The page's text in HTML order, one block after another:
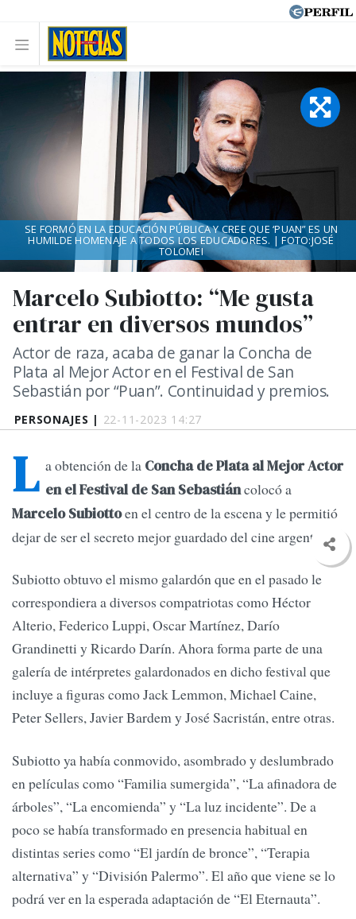
PERSONAJES | 22-11-2023 14:27
Marcelo Subiotto: “Me gusta
entrar en diversos mundos”
Actor de raza, acaba de ganar la Concha de
Plata al Mejor Actor en el Festival de San
Sebastián por “Puan”. Continuidad y premios.
SE FORMÓ EN LA EDUCACIÓN PÚBLICA Y CREE QUE ‘PUAN” ES UN
HUMILDE HOMENAJE A TODOS LOS EDUCADORES. | FOTO:JOSÉ
TOLOMEI
L a obtención de la Concha de Plata al Mejor Actor
en el Festival de San Sebastiáncolocó a
Marcelo Subiottoen el centro de la escena y le permitió
dejar de ser el secreto mejor guardado del cine argentino.
Subiotto obtuvo el mismo galardón que en el pasado le
correspondiera a diversos compatriotas como Héctor
Alterio, Federico Luppi, Oscar Martínez, Darío
Grandinetti y Ricardo Darín. Ahora forma parte de una
galería de intérpretes galardonados en dicho festival que
incluye a figuras como Jack Lemmon, Michael Caine,
Peter Sellers, Javier Bardem y José Sacristán, entre otras.
Subiotto ya había conmovido, asombrado y deslumbrado
en películas como “Familia sumergida”, “La afinadora de
árboles”, “La encomienda” y “La luz incidente”. De a
poco se había transformado en presencia habitual en
distintas series como “El jardín de bronce”, “Terapia
alternativa” y “División Palermo”. El año que viene se lo
podrá ver en la esperada adaptación de “El Eternauta”.